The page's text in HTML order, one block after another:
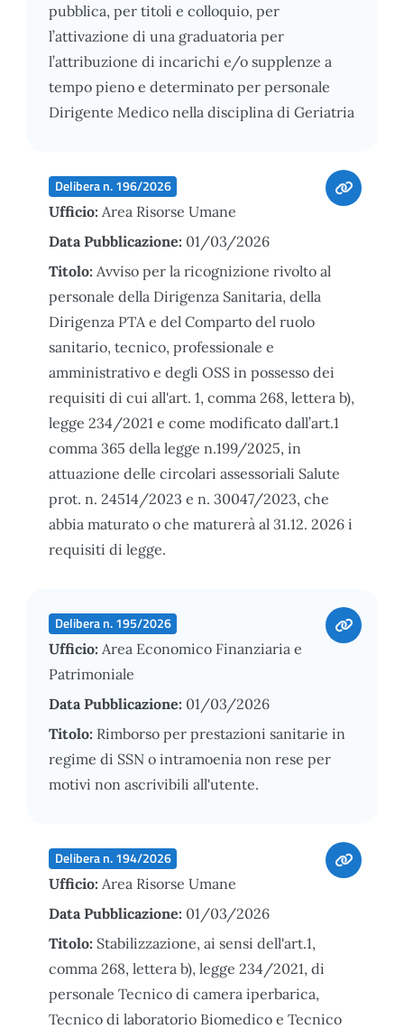
pubblica, per titoli e colloquio, per
l’attivazione di una graduatoria per
l’attribuzione di incarichi e/o supplenze a
tempo pieno e determinato per personale
Dirigente Medico nella disciplina di Geriatria
Delibera n. 196/2026
Ufficio: Area Risorse Umane
Data Pubblicazione: 01/03/2026
Titolo: Avviso per la ricognizione rivolto al
personale della Dirigenza Sanitaria, della
Dirigenza PTA e del Comparto del ruolo
sanitario, tecnico, professionale e
amministrativo e degli OSS in possesso dei
requisiti di cui all'art. 1, comma 268, lettera b),
legge 234/2021 e come modificato dall’art.1
comma 365 della legge n.199/2025, in
attuazione delle circolari assessoriali Salute
prot. n. 24514/2023 e n. 30047/2023, che
abbia maturato o che maturerà al 31.12. 2026 i
requisiti di legge.
Delibera n. 195/2026
Ufficio: Area Economico Finanziaria e
Patrimoniale
Data Pubblicazione: 01/03/2026
Titolo: Rimborso per prestazioni sanitarie in
regime di SSN o intramoenia non rese per
motivi non ascrivibili all'utente.
Delibera n. 194/2026
Ufficio: Area Risorse Umane
Data Pubblicazione: 01/03/2026
Titolo: Stabilizzazione, ai sensi dell'art.1,
comma 268, lettera b), legge 234/2021, di
personale Tecnico di camera iperbarica,
Tecnico di laboratorio Biomedico e Tecnico